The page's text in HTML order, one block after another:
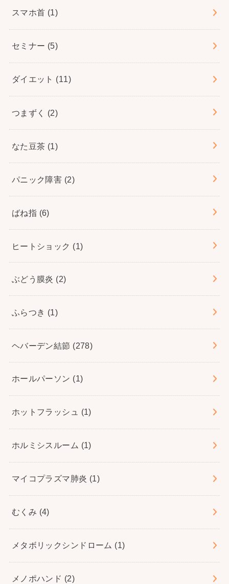
スマホ首 (1)
セミナー (5)
ダイエット (11)
つまずく (2)
なた豆茶 (1)
パニック障害 (2)
ばね指 (6)
ヒートショック (1)
ぶどう膜炎 (2)
ふらつき (1)
ヘバーデン結節 (278)
ホールパーソン (1)
ホットフラッシュ (1)
ホルミシスルーム (1)
マイコプラズマ肺炎 (1)
むくみ (4)
メタボリックシンドローム (1)
メノポハンド (2)